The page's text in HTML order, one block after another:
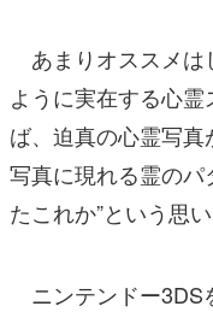
あまりオススメは
ように実在する心
ば、迫真の心霊写真
写真に現れる霊のパ
たこれか”という思
ニンテンドー3DS